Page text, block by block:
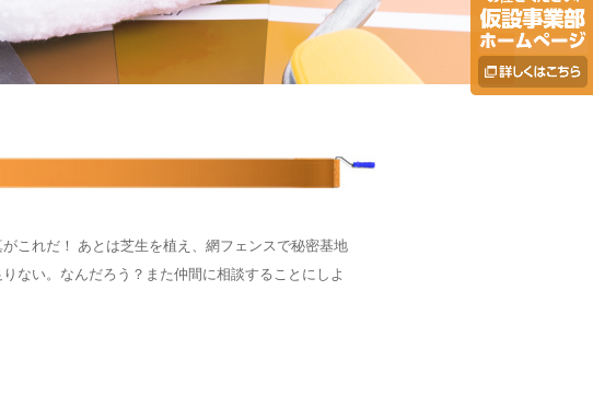
これだ！ あとは芝生を植え、網フェンスで秘密基地
ない。なんだろう？また仲間に相談することにしよ